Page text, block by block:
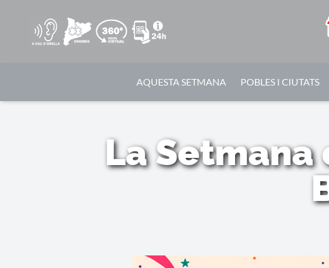
AQUESTA SETMANA POBLES I CIUTATS
La